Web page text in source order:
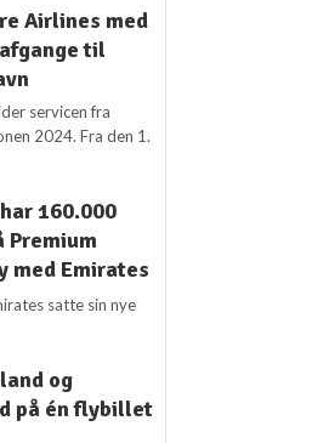
Airlines med
til
servicen fra
2024. Fra den 1.
160.000
med Emirates
satte sin nye
og
på én flybillet